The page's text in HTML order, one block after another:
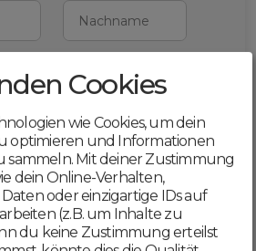
Nachname
bestätigst du,
AGBund
akzeptierst
Weiter
Cookies
wie Cookies, um dein
optimieren und Informationen
sammeln. Mit deiner Zustimmung
dein Online-Verhalten,
oder einzigartige IDs auf
(z.B. um Inhalte zu
du keine Zustimmung erteilst